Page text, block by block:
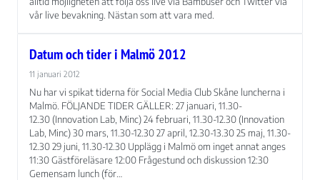
vår live bevakning. Nästan som att vara med.
Datum och tider i Malmö 2012
11 januari 2012
Nu har vi spikat tiderna för Social Media Club Skåne luncherna i
Malmö. FÖLJANDE TIDER GÄLLER: 27 januari, 11.30-
12.30 (Innovation Lab, Minc) 24 februari, 11.30-12.30 (Innovation
Lab, Minc) 30 mars, 11.30-12.30 27 april, 12.30-13.30 25 maj, 11.30-
12.30 29 juni, 11.30-12.30 Upplägg i Malmö om inget annat anges
11:30 Gästföreläsare 12:00 Frågestund och diskussion 12:30
Gemensam lunch (för…